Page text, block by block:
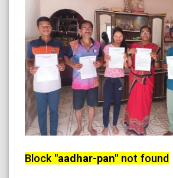
Block "aadhar-pan" not found